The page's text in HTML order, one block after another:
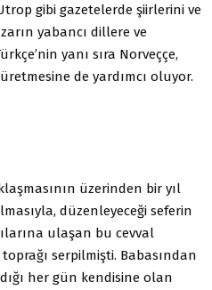
gibi gazetelerde şiirlerini ve
yabancı dillere ve
yanı sıra Norveççe,
de yardımcı oluyor.
üzerinden bir yıl
düzenleyeceği seferin
ulaşan bu cevval
serpilmişti. Babasından
her gün kendisine olan